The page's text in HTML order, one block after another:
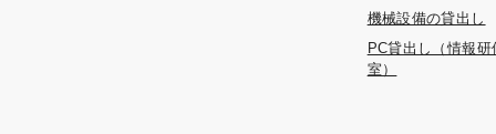
機械設備の貸出し
PC貸出し（情報研
室）